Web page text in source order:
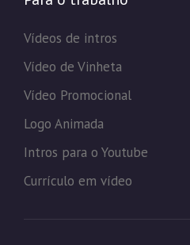
Vídeos de intros
Vídeo de Vinheta
Vídeo Promocional
Logo Animada
Intros para o Youtube
Currículo em vídeo